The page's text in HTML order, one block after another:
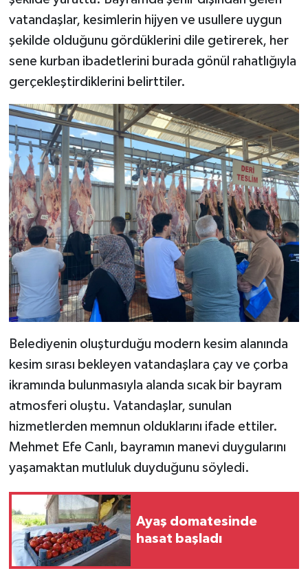
vatandaşlar, kesimlerin hijyen ve usullere uygun
şekilde olduğunu gördüklerini dile getirerek, her
sene kurban ibadetlerini burada gönül rahatlığıyla
gerçekleştirdiklerini belirttiler.
Belediyenin oluşturduğu modern kesim alanında
kesim sırası bekleyen vatandaşlara çay ve çorba
ikramında bulunmasıyla alanda sıcak bir bayram
atmosferi oluştu. Vatandaşlar, sunulan
hizmetlerden memnun olduklarını ifade ettiler.
Mehmet Efe Canlı, bayramın manevi duygularını
yaşamaktan mutluluk duyduğunu söyledi.
Ayaş domatesinde
hasat başladı